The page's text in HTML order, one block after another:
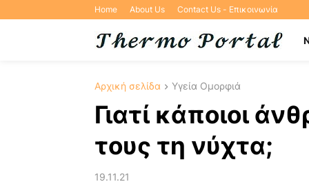
Home About Us Contact Us - Επικοινωνία
Αρχική σελίδα Υγεία Ομορφιά
Γιατί κάποιοι
τους τη νύχτα;
19.11.21